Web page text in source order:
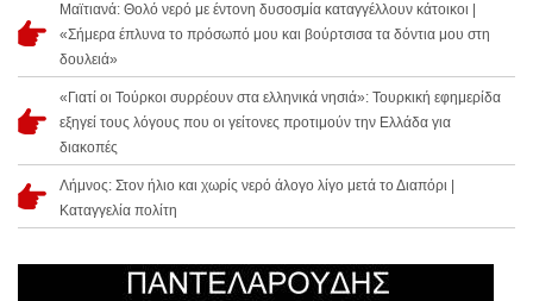
Μαϊτιανά: Θολό νερό με έντονη δυσοσμία καταγγέλλουν κάτοικοι |
«Σήμερα έπλυνα το πρόσωπό μου και βούρτσισα τα δόντια μου στη
δουλειά»
«Γιατί οι Τούρκοι συρρέουν στα ελληνικά νησιά»: Τουρκική εφημερίδα
εξηγεί τους λόγους που οι γείτονες προτιμούν την Ελλάδα για
διακοπές
Λήμνος: Στον ήλιο και χωρίς νερό άλογο λίγο μετά το Διαπόρι |
Καταγγελία πολίτη